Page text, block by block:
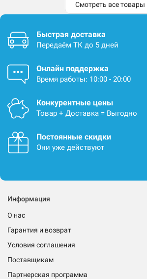
Смотреть все товары
Быстрая доставка
Передаём ТК до 5 дней
Онлайн поддержка
Время работы: 10:00 - 20:00
Конкурентные цены
Товар + Доставка = Выгодно
Постоянные скидки
Они уже действуют
Информация
О нас
Гарантия и возврат
Условия соглашения
Поставщикам
Партнерская программа